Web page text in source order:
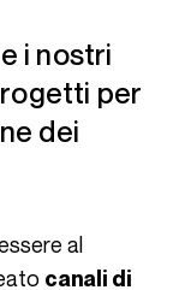
per
dei
canali di